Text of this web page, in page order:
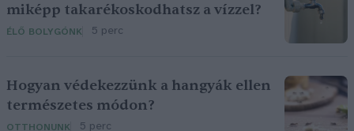
miképp takarékoskodhatsz a vízzel?
ÉLŐ BOLYGÓNK 5 perc
Hogyan védekezzünk a hangyák ellen
természetes módon?
OTTHONUNK 5 perc